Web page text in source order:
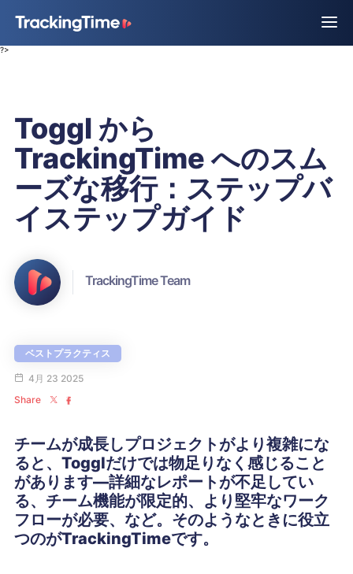
?>
Toggl から
TrackingTime へのスム
ーズな移行：ステップバ
イステップガイド
TrackingTime Team
ベストプラクティス
4月 23 2025
Share
チームが成長しプロジェクトがより複雑にな
ると、Togglだけでは物足りなく感じること
があります—詳細なレポートが不足してい
る、チーム機能が限定的、より堅牢なワーク
フローが必要、など。そのようなときに役立
つのがTrackingTimeです。